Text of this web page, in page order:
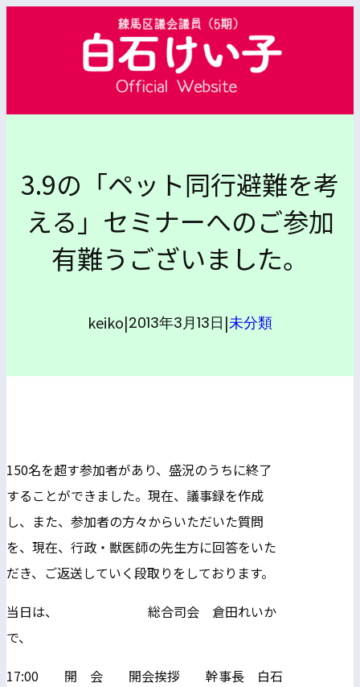
プ
3.9の「ペット同行避難を考
える」セミナーへのご参加
有難うございました。
keiko|2013年3月13日 |未分類
150名を超す参加者があり、盛況のうちに終了
することができました。現在、議事録を作成
し、また、参加者の方々からいただいた質問
を、現在、行政・獣医師の先生方に回答をいた
だき、ご返送していく段取りをしております。
当日は、
総合司会 倉田れいか
で、
17:00 開 会 開会挨拶 幹事長 白石